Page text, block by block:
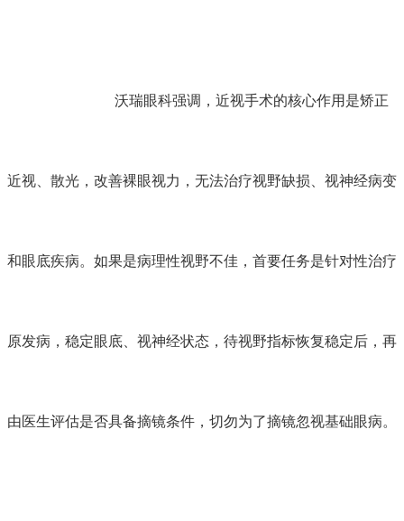
沃瑞眼科强调，近视手术的核心作用是矫正
近视、散光，改善裸眼视力，无法治疗视野缺损、视神经病变
和眼底疾病。如果是病理性视野不佳，首要任务是针对性治疗
原发病，稳定眼底、视神经状态，待视野指标恢复稳定后，再
由医生评估是否具备摘镜条件，切勿为了摘镜忽视基础眼病。